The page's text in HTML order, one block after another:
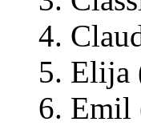
Elija
Emil